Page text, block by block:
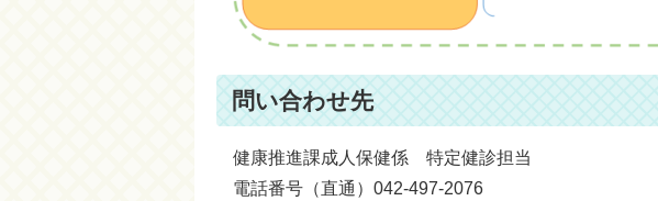
問い合わせ先
健康推進課成人保健係 特定健診担当
電話番号（直通）042-497-2076